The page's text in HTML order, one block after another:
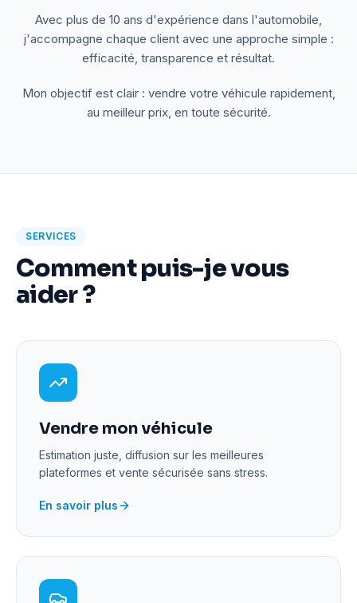
Avec plus de 10 ans d'expérience dans l'automobile,
j'accompagne chaque client avec une approche simple :
efficacité, transparence et résultat.
Mon objectif est clair : vendre votre véhicule rapidement,
au meilleur prix, en toute sécurité.
SERVICES
Comment puis-je vous
aider ?
Vendre mon véhicule
Estimation juste, diffusion sur les meilleures
plateformes et vente sécurisée sans stress.
En savoir plus